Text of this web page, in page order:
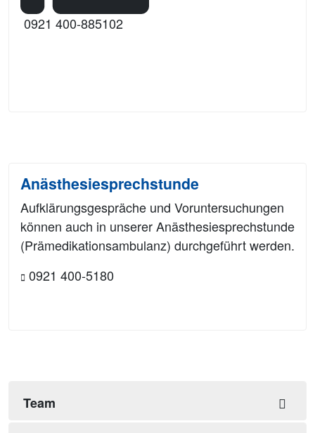
0921 400-885102
Anästhesiesprechstunde
Aufklärungsgespräche und Voruntersuchungen
können auch in unserer Anästhesiesprechstunde
(Prämedikationsambulanz) durchgeführt werden.
0921 400-5180
Team